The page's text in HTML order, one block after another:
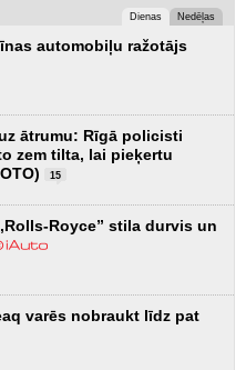
Dienas Nedēļas
automobiļu ražotājs
ātrumu: Rīgā policisti
zem tilta, lai pieķertu
15
Royce” stila durvis un
varēs nobraukt līdz pat